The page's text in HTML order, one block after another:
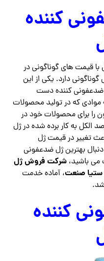
کننده
کننده دست ۲۵۰ میل با قیمت های گوناگونی در
دارد. یکی از این
ضدعفونی کننده دست
موادی که در تولید محصولات
را برای محصولات خود در
الکل به کار برده شده در ژل
تغییر در قیمت ژل
بهترین ژل ضدعفونی
می باشید، شرکت فروش ژل
، آماده خدمت
کننده